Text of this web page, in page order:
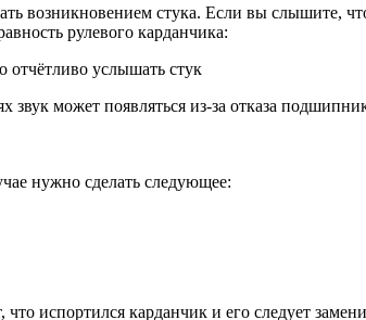
возникновением стука. Если вы слышите,
рулевого карданчика:
отчётливо услышать стук
может появляться из-за отказа
нужно сделать следующее:
испортился карданчик и его следует